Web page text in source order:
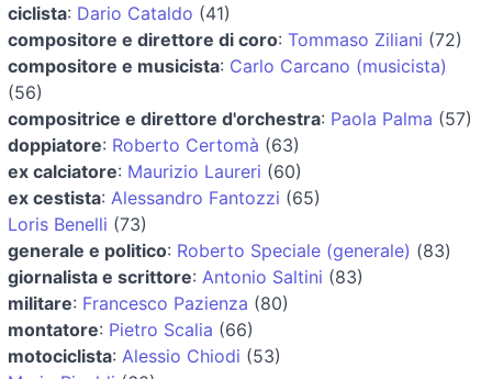
ciclista: Dario Cataldo (41)
compositore e direttore di coro: Tommaso Ziliani (72)
compositore e musicista: Carlo Carcano (musicista)
(56)
compositrice e direttore d'orchestra: Paola Palma (57)
doppiatore: Roberto Certomà (63)
ex calciatore: Maurizio Laureri (60)
ex cestista: Alessandro Fantozzi (65)
Loris Benelli (73)
generale e politico: Roberto Speciale (generale) (83)
giornalista e scrittore: Antonio Saltini (83)
militare: Francesco Pazienza (80)
montatore: Pietro Scalia (66)
motociclista: Alessio Chiodi (53)